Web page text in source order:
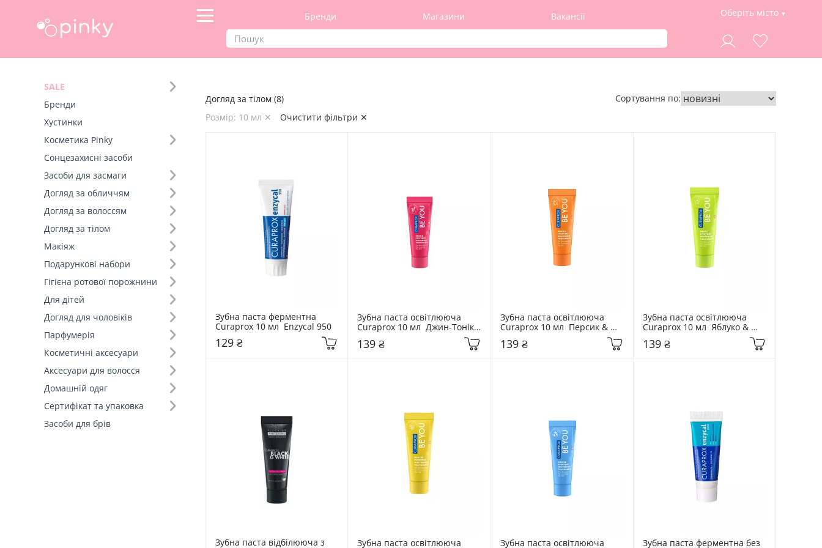
Бренди Магазини Вакансії Оберіть місто
SALE
Бренди
Хустинки
Косметика Pinky
Сонцезахисні засоби
Засоби для засмаги
Догляд за обличчям
Догляд за волоссям
Догляд за тілом
Макіяж
Подарункові набори
Гігієна ротової порожнини
Для дітей
Догляд для чоловіків
Парфумерія
Косметичні аксесуари
Аксесуари для волосся
Домашній одяг
Сертифікат та упаковка
Засоби для брів
Фільтр
Вид товару (1)
Розмір (34)
Догляд за тілом (8)
Розмір: 10 мл ✕
Очистити фільтри ✕
Сортування по:
Зубна паста ферментна
Curaprox 10 мл  Enzycal 950
129 ₴
Зубна паста освітлююча
Curaprox 10 мл  Джин-Тонік
139 ₴
Зубна паста освітлююча
Curaprox 10 мл  Персик &
139 ₴
Зубна паста освітлююча
Curaprox 10 мл  Яблуко &
139 ₴
Зубна паста відбілююча з
Зубна паста освітлююча
Зубна паста освітлююча
Зубна паста ферментна без